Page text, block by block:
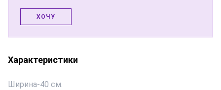
ХОЧУ
Характеристики
Ширина-40 см.